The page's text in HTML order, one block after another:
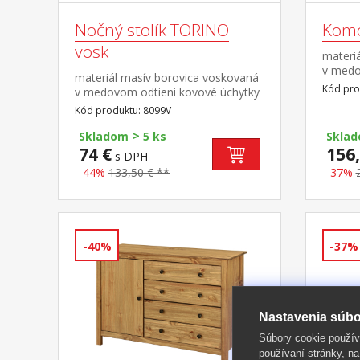
Nočný stolík TORINO
vosk
materiál masív borovica voskovaná
v medovom odtieni kovové úchytky
vo farebnom prevedení černená
mosadz 2 zásuvky s kovovými
pojazdmi
Kód produktu: 8099V
Skladom > 5 ks
74 € s DPH
-44% 133,50 € **
v
vo
Kód
-37%
-40% -37%
Nastavenia
Súbory cookie
používaní stránky,